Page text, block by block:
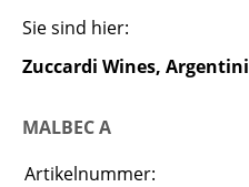
Sie sind hier:
Zuccardi Wines,
MALBEC A
Artikelnummer: